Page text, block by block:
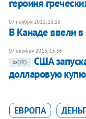
героиня
07 ноября 2012, 23:13
В Канаде ввели
07 октября 2013, 13:36
ФОТО
США
долларовую
ЕВРОПА